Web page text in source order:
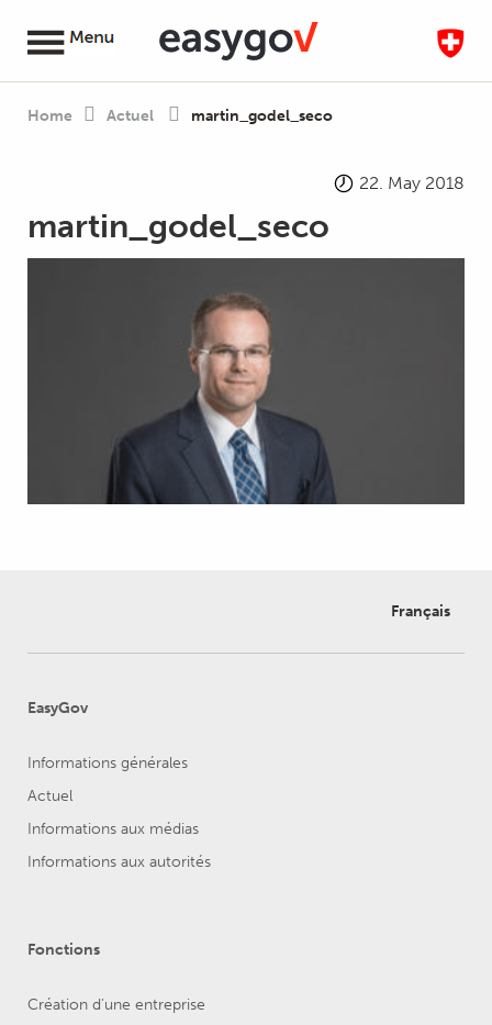
Home Actuel martin_godel_seco
22. May 2018
martin_godel_seco
Français
EasyGov
Informations générales
Actuel
Informations aux médias
Informations aux autorités
Fonctions
Création d'une entreprise